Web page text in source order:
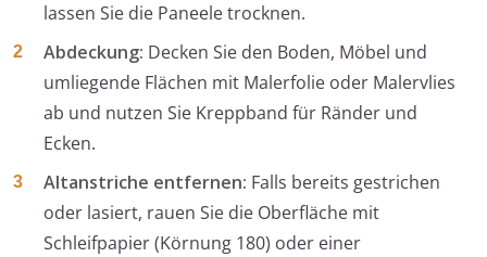
lassen Sie die Paneele trocknen.
Abdeckung: Decken Sie den Boden, Möbel und
umliegende Flächen mit Malerfolie oder Malervlies
ab und nutzen Sie Kreppband für Ränder und
Ecken.
Altanstriche entfernen: Falls bereits gestrichen
oder lasiert, rauen Sie die Oberfläche mit
Schleifpapier (Körnung 180) oder einer